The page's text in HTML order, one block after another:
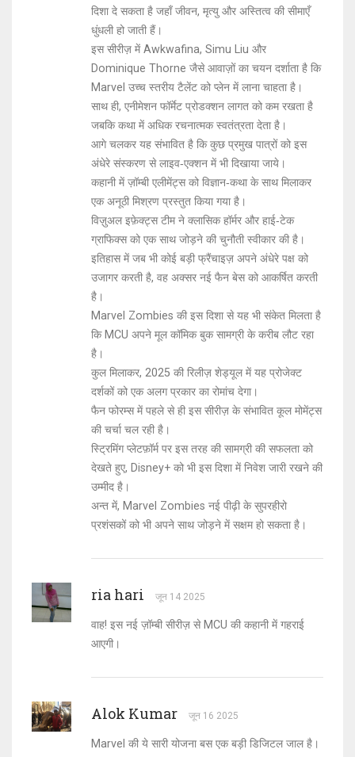
दिशा दे सकता है जहाँ जीवन, मृत्यु और अस्तित्व की सीमाएँ
धुंधली हो जाती हैं।
इस सीरीज़ में Awkwafina, Simu Liu और
Dominique Thorne जैसे आवाज़ों का चयन दर्शाता है कि
Marvel उच्च स्तरीय टैलेंट को प्लेन में लाना चाहता है।
साथ ही, एनीमेशन फॉर्मेट प्रोडक्शन लागत को कम रखता है
जबकि कथा में अधिक रचनात्मक स्वतंत्रता देता है।
आगे चलकर यह संभावित है कि कुछ प्रमुख पात्रों को इस
अंधेरे संस्करण से लाइव‑एक्शन में भी दिखाया जाये।
कहानी में ज़ॉम्बी एलीमेंट्स को विज्ञान‑कथा के साथ मिलाकर
एक अनूठी मिश्रण प्रस्तुत किया गया है।
विज़ुअल इफ़ेक्ट्स टीम ने क्लासिक हॉर्मर और हाई‑टेक
ग्राफिक्स को एक साथ जोड़ने की चुनौती स्वीकार की है।
इतिहास में जब भी कोई बड़ी फ्रैंचाइज़ अपने अंधेरे पक्ष को
उजागर करती है, वह अक्सर नई फैन बेस को आकर्षित करती
है।
Marvel Zombies की इस दिशा से यह भी संकेत मिलता है
कि MCU अपने मूल कॉमिक बुक सामग्री के करीब लौट रहा
है।
कुल मिलाकर, 2025 की रिलीज़ शेड्यूल में यह प्रोजेक्ट
दर्शकों को एक अलग प्रकार का रोमांच देगा।
फैन फोरम्स में पहले से ही इस सीरीज़ के संभावित कूल मोमेंट्स
की चर्चा चल रही है।
स्ट्रिमिंग प्लेटफ़ॉर्म पर इस तरह की सामग्री की सफलता को
देखते हुए, Disney+ को भी इस दिशा में निवेश जारी रखने की
उम्मीद है।
अन्त में, Marvel Zombies नई पीढ़ी के सुपरहीरो
प्रशंसकों को भी अपने साथ जोड़ने में सक्षम हो सकता है।
ria hari जून 14 2025
वाह! इस नई ज़ॉम्बी सीरीज़ से MCU की कहानी में गहराई
आएगी।
Alok Kumar जून 16 2025
Marvel की ये सारी योजना बस एक बड़ी डिजिटल जाल है।